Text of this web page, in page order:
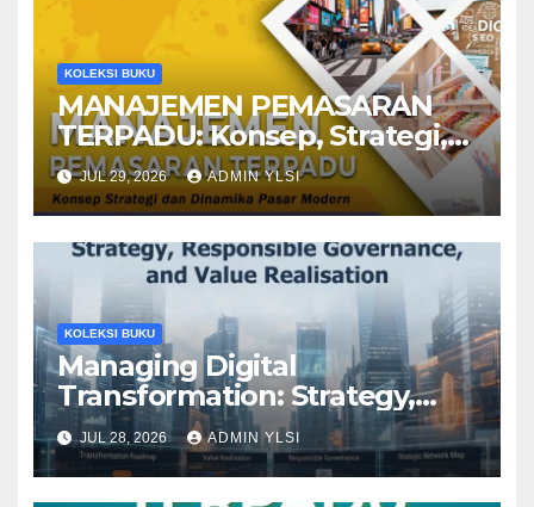
KOLEKSI BUKU
MANAJEMEN PEMASARAN
TERPADU: Konsep, Strategi,
dan Dinamika Pasar Modern
JUL 29, 2026 ADMIN YLSI
KOLEKSI BUKU
Managing Digital
Transformation: Strategy,
Responsible Governance, and
Value Realisation
JUL 28, 2026 ADMIN YLSI